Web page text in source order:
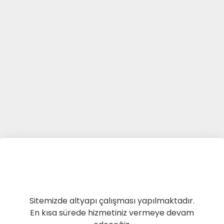
Sitemizde altyapı çalışması yapılmaktadır.
En kısa sürede hizmetiniz vermeye devam